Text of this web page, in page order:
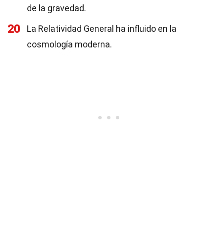
de la gravedad.
20
La Relatividad General ha influido en la
cosmología moderna.